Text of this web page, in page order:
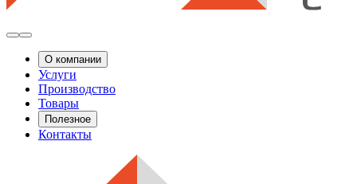
О компании
Услуги
Производство
Товары
Полезное
Контакты